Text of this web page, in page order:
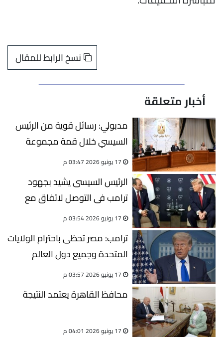
نسخ الرابط للمقال
أخبار متعلقة
مدبولي: رسائل قوية من الرئيس
السيسي خلال قمة مجموعة
الدول السبع G7
17 يونيو 2026 03:47 م
الرئيس السيسى يشيد بجهود
ترامب فى التوصل لاتفاق مع
إيران
17 يونيو 2026 03:54 م
ترامب: مصر تحظى باحترام الولايات
المتحدة وجميع دول العالم
17 يونيو 2026 03:57 م
محافظ القاهرة يعتمد النتيجة
17 يونيو 2026 04:01 م